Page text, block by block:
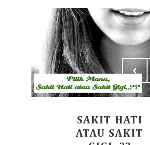
SAKIT HATI
ATAU SAKIT